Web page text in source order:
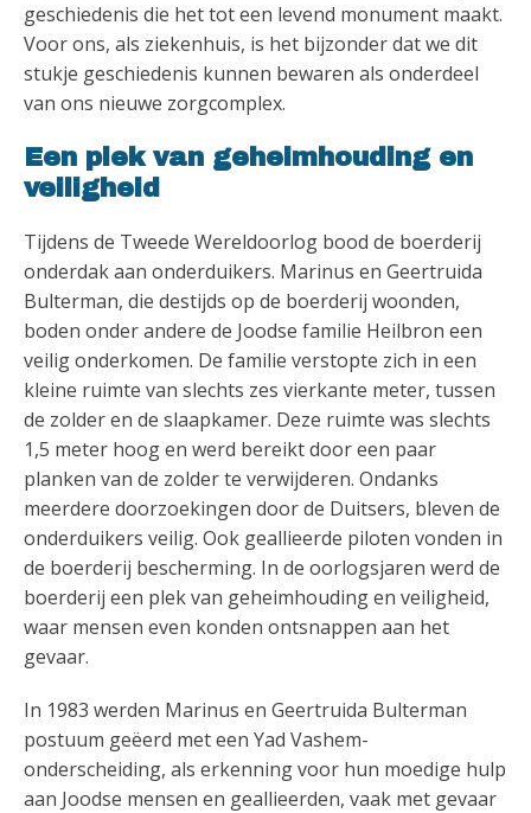
geschiedenis die het tot een levend monument maakt.
Voor ons, als ziekenhuis, is het bijzonder dat we dit
stukje geschiedenis kunnen bewaren als onderdeel
van ons nieuwe zorgcomplex.
Een plek van geheimhouding en
veiligheid
Tijdens de Tweede Wereldoorlog bood de boerderij
onderdak aan onderduikers. Marinus en Geertruida
Bulterman, die destijds op de boerderij woonden,
boden onder andere de Joodse familie Heilbron een
veilig onderkomen. De familie verstopte zich in een
kleine ruimte van slechts zes vierkante meter, tussen
de zolder en de slaapkamer. Deze ruimte was slechts
1,5 meter hoog en werd bereikt door een paar
planken van de zolder te verwijderen. Ondanks
meerdere doorzoekingen door de Duitsers, bleven de
onderduikers veilig. Ook geallieerde piloten vonden in
de boerderij bescherming. In de oorlogsjaren werd de
boerderij een plek van geheimhouding en veiligheid,
waar mensen even konden ontsnappen aan het
gevaar.
In 1983 werden Marinus en Geertruida Bulterman
postuum geëerd met een Yad Vashem-
onderscheiding, als erkenning voor hun moedige hulp
aan Joodse mensen en geallieerden, vaak met gevaar